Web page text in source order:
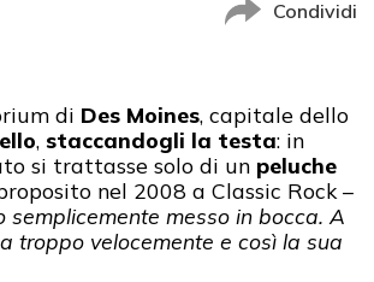
Condividi
di Des Moines, capitale dello
, staccandogli la testa: in
si trattasse solo di un peluche
nel 2008 a Classic Rock –
messo in bocca. A
troppo velocemente e così la sua